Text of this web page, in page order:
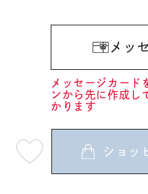
メッ
メッセージカード
ンから先に作成
かります
08
ショッ